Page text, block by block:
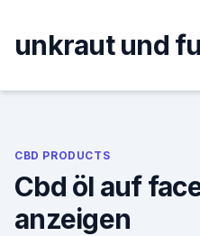
content
unkraut und
CBD PRODUCTS
Cbd öl auf
anzeigen